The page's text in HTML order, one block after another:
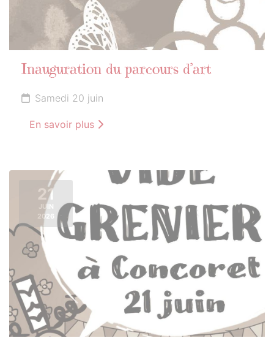
Inauguration du parcours d’art
Samedi 20 juin
En savoir plus
21
JUIN
2026